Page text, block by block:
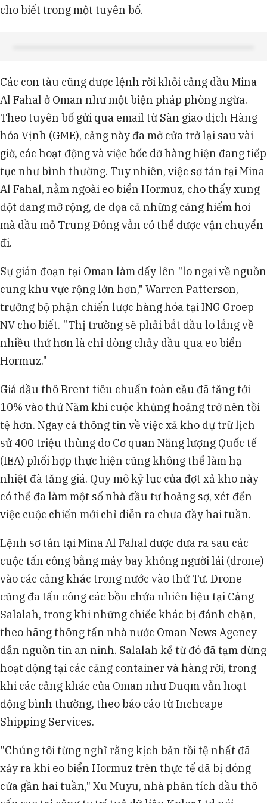
cho biết trong một tuyên bố.
Các con tàu cũng được lệnh rời khỏi cảng dầu Mina
Al Fahal ở Oman như một biện pháp phòng ngừa.
Theo tuyên bố gửi qua email từ Sàn giao dịch Hàng
hóa Vịnh (GME), cảng này đã mở cửa trở lại sau vài
giờ, các hoạt động và việc bốc dỡ hàng hiện đang tiếp
tục như bình thường. Tuy nhiên, việc sơ tán tại Mina
Al Fahal, nằm ngoài eo biển Hormuz, cho thấy xung
đột đang mở rộng, đe dọa cả những cảng hiếm hoi
mà dầu mỏ Trung Đông vẫn có thể được vận chuyển
đi.
Sự gián đoạn tại Oman làm dấy lên "lo ngại về nguồn
cung khu vực rộng lớn hơn," Warren Patterson,
trưởng bộ phận chiến lược hàng hóa tại ING Groep
NV cho biết. "Thị trường sẽ phải bắt đầu lo lắng về
nhiều thứ hơn là chỉ dòng chảy dầu qua eo biển
Hormuz."
Giá dầu thô Brent tiêu chuẩn toàn cầu đã tăng tới
10% vào thứ Năm khi cuộc khủng hoảng trở nên tồi
tệ hơn. Ngay cả thông tin về việc xả kho dự trữ lịch
sử 400 triệu thùng do Cơ quan Năng lượng Quốc tế
(IEA) phối hợp thực hiện cũng không thể làm hạ
nhiệt đà tăng giá. Quy mô kỷ lục của đợt xả kho này
có thể đã làm một số nhà đầu tư hoảng sợ, xét đến
việc cuộc chiến mới chỉ diễn ra chưa đầy hai tuần.
Lệnh sơ tán tại Mina Al Fahal được đưa ra sau các
cuộc tấn công bằng máy bay không người lái (drone)
vào các cảng khác trong nước vào thứ Tư. Drone
cũng đã tấn công các bồn chứa nhiên liệu tại Cảng
Salalah, trong khi những chiếc khác bị đánh chặn,
theo hãng thông tấn nhà nước Oman News Agency
dẫn nguồn tin an ninh. Salalah kể từ đó đã tạm dừng
hoạt động tại các cảng container và hàng rời, trong
khi các cảng khác của Oman như Duqm vẫn hoạt
động bình thường, theo báo cáo từ Inchcape
Shipping Services.
"Chúng tôi từng nghĩ rằng kịch bản tồi tệ nhất đã
xảy ra khi eo biển Hormuz trên thực tế đã bị đóng
cửa gần hai tuần," Xu Muyu, nhà phân tích dầu thô